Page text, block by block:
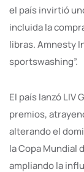
el país invirtió
incluida la
libras. Amnesty
sportswashing”.
El país lanzó LIV
premios,
alterando el
la Copa Mundial
ampliando la